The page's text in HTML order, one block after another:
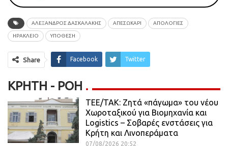
ΑΛΕΞΑΝΔΡΟΣ ΔΑΣΚΑΛΑΚΗΣ ΑΠΕΣΩΚΑΡΙ ΑΠΟΛΟΓΙΕΣ
ΗΡΑΚΛΕΙΟ ΥΠΟΘΕΣΗ
Share Facebook Twitter
ΚΡΉΤΗ - ΡΟΗ
ΤΕΕ/ΤΑΚ: Ζητά «πάγωμα» του νέου
Χωροταξικού για Βιομηχανία και
Logistics – Σοβαρές ενστάσεις για
Κρήτη και Λινοπεράματα
07/08/2026 20:52